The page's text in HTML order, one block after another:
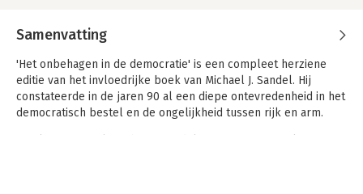
Samenvatting
'Het onbehagen in de democratie' is een compleet herziene
editie van het invloedrijke boek van Michael J. Sandel. Hij
constateerde in de jaren 90 al een diepe ontevredenheid in het
democratisch bestel en de ongelijkheid tussen rijk en arm.